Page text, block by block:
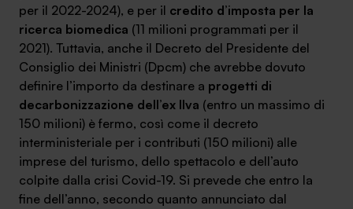
per il 2022-2024), e per il credito d’imposta per la
ricerca biomedica (11 milioni programmati per il
2021). Tuttavia, anche il Decreto del Presidente del
Consiglio dei Ministri (Dpcm) che avrebbe dovuto
definire l’importo da destinare a progetti di
decarbonizzazione dell’ex Ilva (entro un massimo di
150 milioni) è fermo, così come il decreto
interministeriale per i contributi (150 milioni) alle
imprese del turismo, dello spettacolo e dell’auto
colpite dalla crisi Covid-19. Si prevede che entro la
fine dell’anno, secondo quanto annunciato dal